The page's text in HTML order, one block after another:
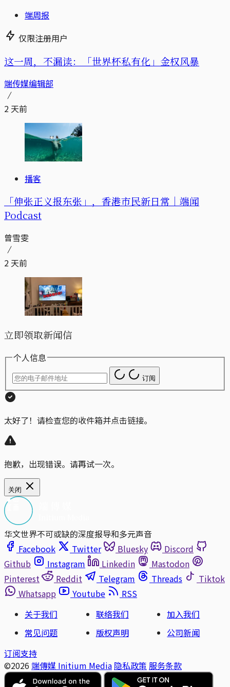
端周报
仅限注册用户
这一周，不漏读：「世界杯私有化」金权风暴
端传媒编辑部
2 天前
播客
「伸张正义报东张」，香港市民新日常｜端闻
Podcast
曾雪雯
2 天前
立即领取新闻信
个人信息
订阅
太好了！请检查您的收件箱并点击链接。
抱歉，出现错误。请再试一次。
关闭
华文世界不可或缺的深度报导和多元声音
Facebook
Twitter Bluesky
Discord
Github
Instagram Linkedin
Mastodon
Pinterest
Reddit Telegram Threads
Tiktok
Whatsapp
Youtube
RSS
关于我们
联络我们
加入我们
常见问题
版权声明
公司新闻
订阅支持
©2026 端傳媒 Initium Media 隐私政策 服务条款